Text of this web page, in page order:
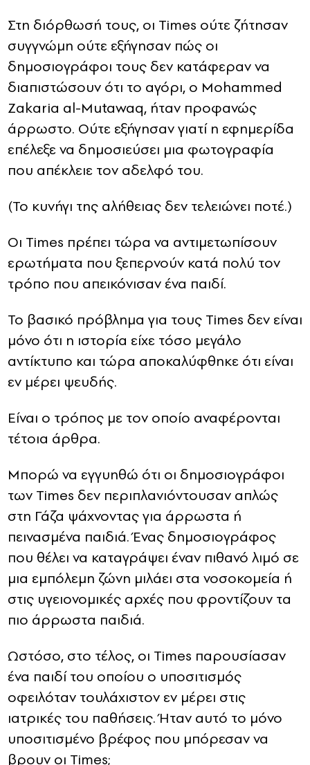
Στη διόρθωσή τους, οι Times ούτε ζήτησαν
συγγνώμη ούτε εξήγησαν πώς οι
δημοσιογράφοι τους δεν κατάφεραν να
διαπιστώσουν ότι το αγόρι, ο Mohammed
Zakaria al-Mutawaq, ήταν προφανώς
άρρωστο. Ούτε εξήγησαν γιατί η εφημερίδα
επέλεξε να δημοσιεύσει μια φωτογραφία
που απέκλειε τον αδελφό του.
(Το κυνήγι της αλήθειας δεν τελειώνει ποτέ.)
Οι Times πρέπει τώρα να αντιμετωπίσουν
ερωτήματα που ξεπερνούν κατά πολύ τον
τρόπο που απεικόνισαν ένα παιδί.
Το βασικό πρόβλημα για τους Times δεν είναι
μόνο ότι η ιστορία είχε τόσο μεγάλο
αντίκτυπο και τώρα αποκαλύφθηκε ότι είναι
εν μέρει ψευδής.
Είναι ο τρόπος με τον οποίο αναφέρονται
τέτοια άρθρα.
Μπορώ να εγγυηθώ ότι οι δημοσιογράφοι
των Times δεν περιπλανιόντουσαν απλώς
στη Γάζα ψάχνοντας για άρρωστα ή
πεινασμένα παιδιά. Ένας δημοσιογράφος
που θέλει να καταγράψει έναν πιθανό λιμό σε
μια εμπόλεμη ζώνη μιλάει στα νοσοκομεία ή
στις υγειονομικές αρχές που φροντίζουν τα
πιο άρρωστα παιδιά.
Ωστόσο, στο τέλος, οι Times παρουσίασαν
ένα παιδί του οποίου ο υποσιτισμός
οφειλόταν τουλάχιστον εν μέρει στις
ιατρικές του παθήσεις. Ήταν αυτό το μόνο
υποσιτισμένο βρέφος που μπόρεσαν να
βρουν οι Times;